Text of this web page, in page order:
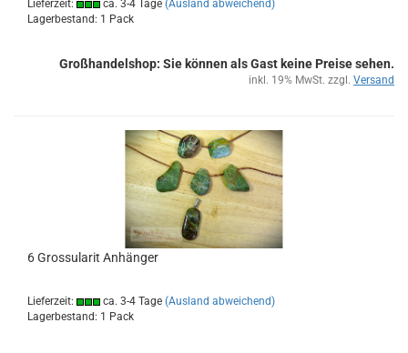
Lieferzeit: ca. 3-4 Tage (Ausland abweichend)
Lagerbestand: 1 Pack
Großhandelshop: Sie können als Gast keine Preise sehen.
inkl. 19% MwSt. zzgl. Versand
6 Gros­su­la­rit An­hän­ger
Lieferzeit: ca. 3-4 Tage (Ausland abweichend)
Lagerbestand: 1 Pack